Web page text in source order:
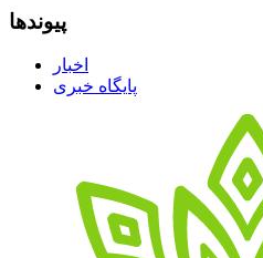
پیوندها
اخبار
پایگاه خبری